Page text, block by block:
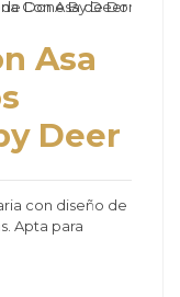
Asa
Deer
con diseño de
Apta para